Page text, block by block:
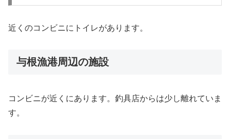
近くのコンビニにトイレがあります。
与根漁港周辺の施設
コンビニが近くにあります。釣具店からは少し離れていま
す。